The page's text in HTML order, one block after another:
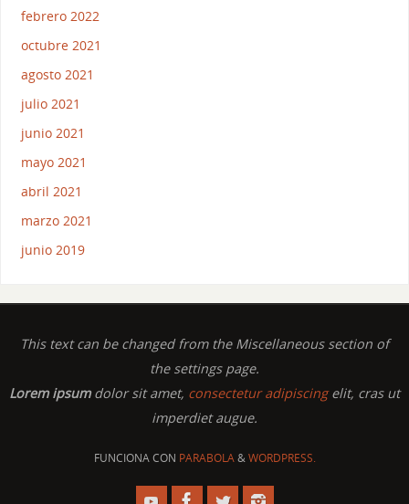
febrero 2022
octubre 2021
agosto 2021
julio 2021
junio 2021
mayo 2021
abril 2021
marzo 2021
junio 2019
This text can be changed from the Miscellaneous section of
the settings page.
Lorem ipsumdolor sit amet, consectetur adipiscingelit, cras ut
imperdiet augue.
FUNCIONA CON PARABOLA&WORDPRESS.